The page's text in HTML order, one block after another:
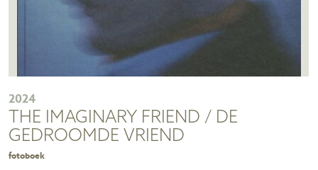
2024
THE IMAGINARY FRIEND / DE
GEDROOMDE VRIEND
fotoboek